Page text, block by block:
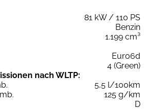
81 kW / 110 PS
Benzin
1.199 cm³
Euro6d
4 (Green)
nach WLTP:
5,5 l/100km
125 g/km
D